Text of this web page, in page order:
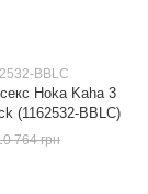
BBLC
Hoka Kaha 3
(1162532-BBLC)
764 грн